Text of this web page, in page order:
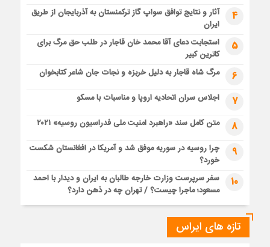
4
آثار و نتایج توافق سواپ گاز ترکمنستان به آذربایجان از طریق
ایران
5
استجابت دعای آقا محمد خان قاجار در طلب حق مرگ برای
کاترین کبیر
6 مرگ شاه قاجار به دلیل خربزه و نجات جان شاعر کتابخوان
7 اجلاس سران اتحادیه اروپا و مناسبات با مسکو
8 متن کامل سند «راهبرد امنیت ملی فدراسیون روسیه» ۲۰۲۱
9
چرا روسیه در سوریه موفق شد و آمریکا در افغانستان شکست
خورد؟
10
سفر سرپرست وزارت خارجه طالبان به ایران و دیدار با احمد
مسعود؛ ماجرا چیست؟ / تهران چه در ذهن دارد؟
تازه های ایراس